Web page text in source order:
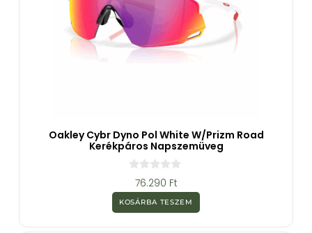
Oakley Cybr Dyno Pol White W/Prizm Road
Kerékpáros Napszemüveg
z
5
b
76.290 Ft
KOSÁRBA TESZEM